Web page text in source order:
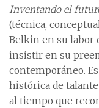
Inventando el
(técnica,
Belkin en su labor
insistir en su
contemporáneo.
histórica de
al tiempo que